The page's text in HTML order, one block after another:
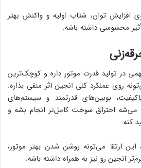
افزایش توان، شتاب اولیه و واکنش بهتر
محسوسی داشته باشه.
در تولید قدرت موتور داره و کوچک‌ترین
روی عملکرد کلی انجین اثر منفی بذاره.
بوبین‌های قدرتمند و سیستم‌های
می‌شه احتراق سوخت کامل‌تر انجام بشه و
کنه.
این ارتقا می‌تونه روشن شدن بهتر موتور،
انجین رو نیز به همراه داشته باشه.